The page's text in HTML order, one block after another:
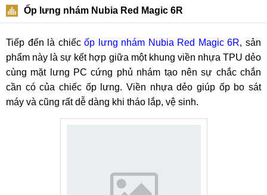
Ốp lưng nhám Nubia Red Magic 6R
Tiếp đến là chiếcốp lưng nhám Nubia Red Magic 6R, sản
phẩm này là sự kết hợp giữa một khung viền nhựa TPU dẻo
cùng mặt lưng PC cứng phủ nhám tạo nên sự chắc chắn
cần có của chiếc ốp lưng. Viền nhựa dẻo giúp ốp bo sát
máy và cũng rất dễ dàng khi tháo lắp, vệ sinh.